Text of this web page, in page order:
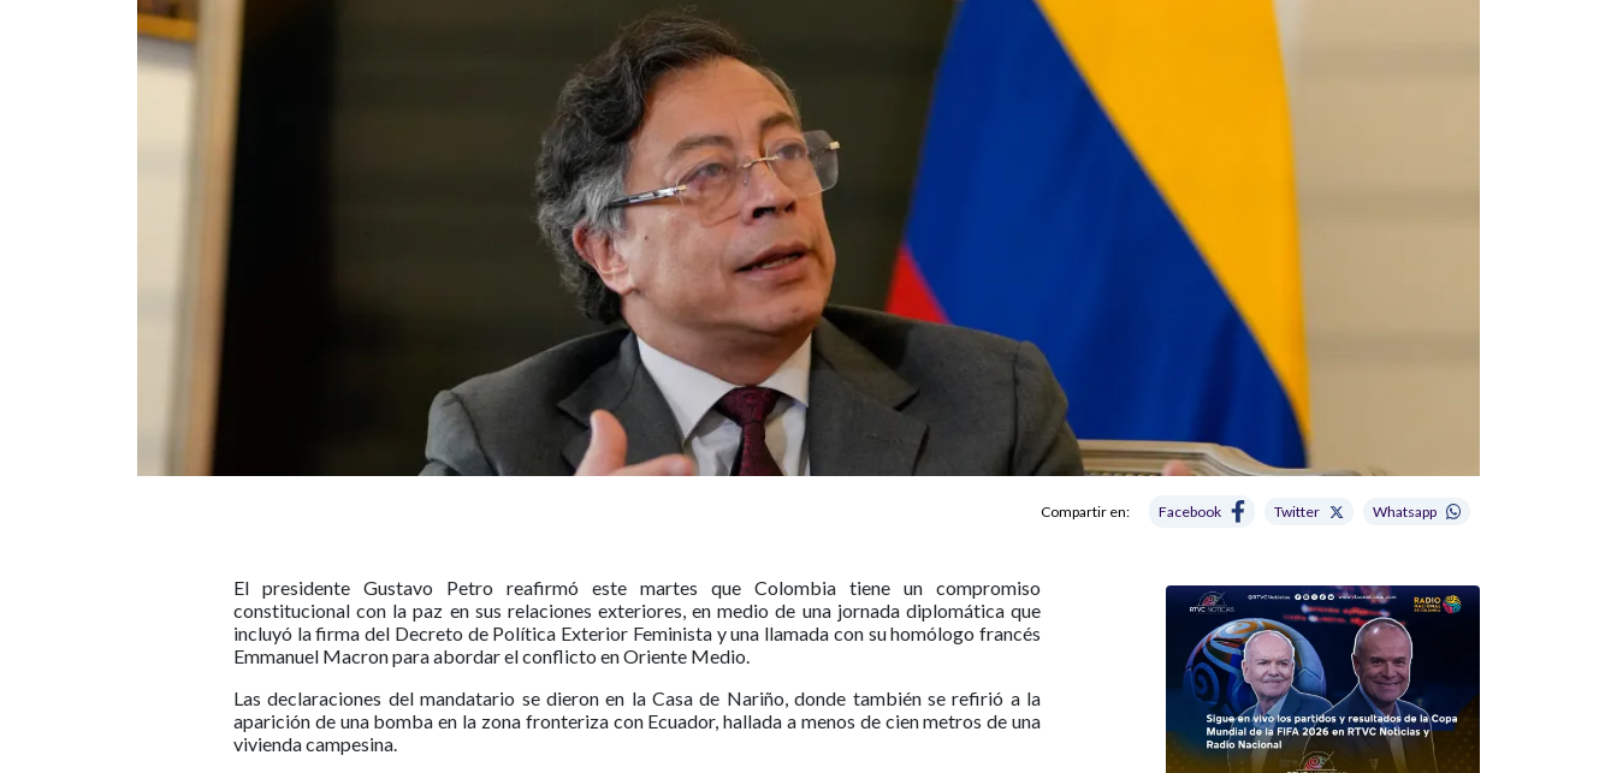
Compartir en: Facebook Twitter Whatsapp
El presidente Gustavo Petro reafirmó este martes que Colombia tiene un compromiso
constitucional con la paz en sus relaciones exteriores, en medio de una jornada diplomática que
incluyó la firma del Decreto de Política Exterior Feminista y una llamada con su homólogo francés
Emmanuel Macron para abordar el conflicto en Oriente Medio.
Las declaraciones del mandatario se dieron en la Casa de Nariño, donde también se refirió a la
aparición de una bomba en la zona fronteriza con Ecuador, hallada a menos de cien metros de una
vivienda campesina.